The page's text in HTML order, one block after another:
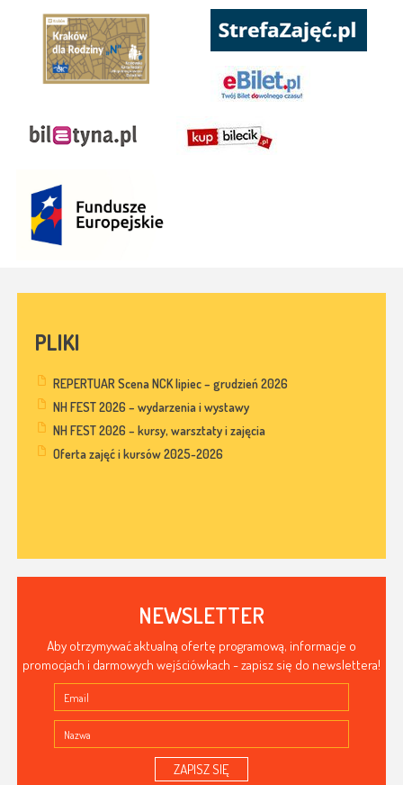
PLIKI
REPERTUAR Scena NCK lipiec – grudzień 2026
NH FEST 2026 – wydarzenia i wystawy
NH FEST 2026 – kursy, warsztaty i zajęcia
Oferta zajęć i kursów 2025-2026
NEWSLETTER
Aby otrzymywać aktualną ofertę programową, informacje o
promocjach i darmowych wejściówkach - zapisz się do newslettera!
ZAPISZ SIĘ